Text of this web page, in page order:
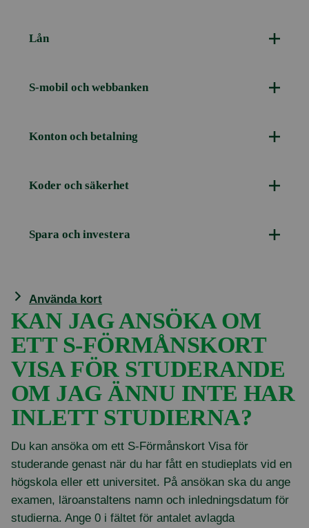
Lån
S-mobil och webbanken
Konton och betalning
Koder och säkerhet
Spara och investera
Använda kort
KAN JAG ANSÖKA OM
ETT S-FÖRMÅNSKORT
VISA FÖR STUDERANDE
OM JAG ÄNNU INTE HAR
INLETT STUDIERNA?
Du kan ansöka om ett S-Förmånskort Visa för
studerande genast när du har fått en studieplats vid en
högskola eller ett universitet. På ansökan ska du ange
examen, läroanstaltens namn och inledningsdatum för
studierna. Ange 0 i fältet för antalet avlagda